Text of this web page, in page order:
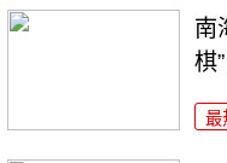
南
棋
最